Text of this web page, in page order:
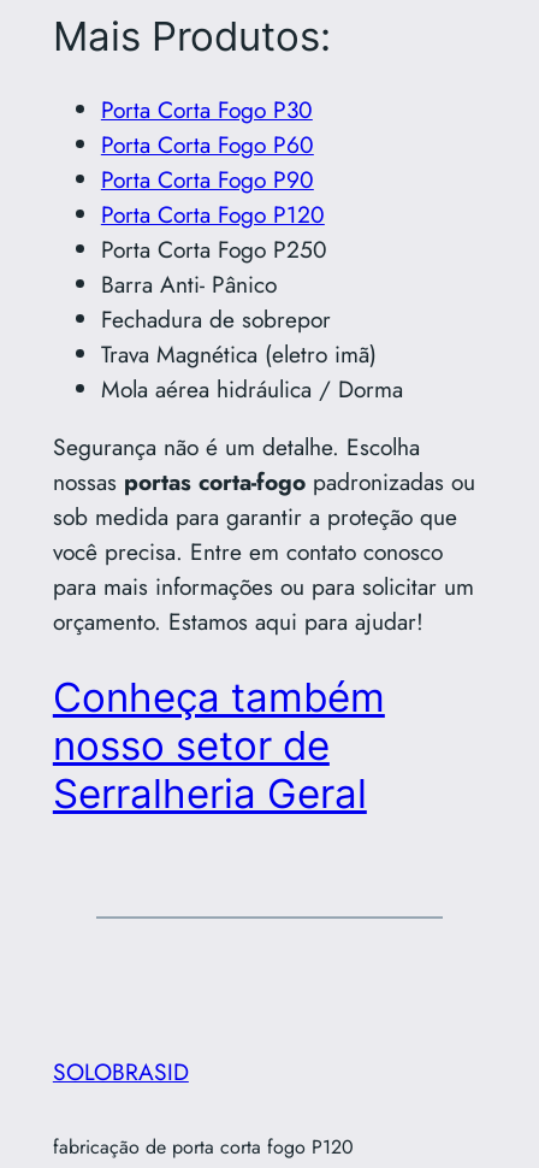
Mais Produtos:
Porta Corta Fogo P30
Porta Corta Fogo P60
Porta Corta Fogo P90
Porta Corta Fogo P120
Porta Corta Fogo P250
Barra Anti- Pânico
Fechadura de sobrepor
Trava Magnética (eletro imã)
Mola aérea hidráulica / Dorma
Segurança não é um detalhe. Escolha
nossas portas corta-fogo padronizadas ou
sob medida para garantir a proteção que
você precisa. Entre em contato conosco
para mais informações ou para solicitar um
orçamento. Estamos aqui para ajudar!
Conheça também
nosso setor de
Serralheria Geral
SOLOBRASID
fabricação de porta corta fogo P120